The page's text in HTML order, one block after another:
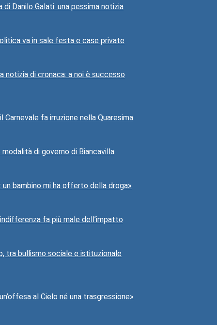
di Danilo Galati: una pessima notizia
va in sale festa e case private
notizia di cronaca: a noi è successo
fa irruzione nella Quaresima
di governo di Biancavilla
bambino mi ha offerto della droga»
fa più male dell’impatto
tra bullismo sociale e istituzionale
al Cielo né una trasgressione»